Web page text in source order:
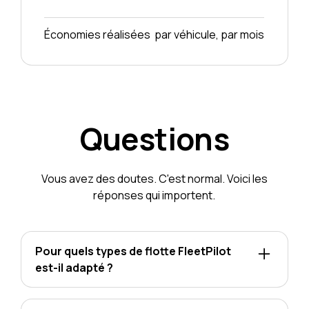
Économies réalisées par véhicule, par mois
Questions
Vous avez des doutes. C'est normal. Voici les
réponses qui importent.
Pour quels types de flotte FleetPilot
est-il adapté ?
FleetPilot est conçu pour les flottes de VU/VS